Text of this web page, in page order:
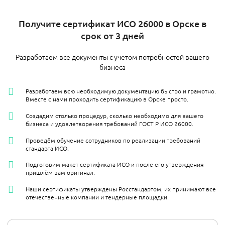
​Получите сертификат ИСО 26000 в Орске в
срок от 3 дней
Разработаем все документы с учетом потребностей вашего
бизнеса
Разработаем всю необходимую документацию быстро и грамотно.
Вместе с нами проходить сертификацию в Орске просто.
Создадим столько процедур, сколько необходимо для вашего
бизнеса и удовлетворения требований ГОСТ Р ИСО 26000.
Проведём обучение сотрудников по реализации требований
стандарта ИСО.
Подготовим макет сертификата ИСО и после его утверждения
пришлём вам оригинал.
Наши сертификаты утверждены Росстандартом, их принимают все
отечественные компании и тендерные площадки.